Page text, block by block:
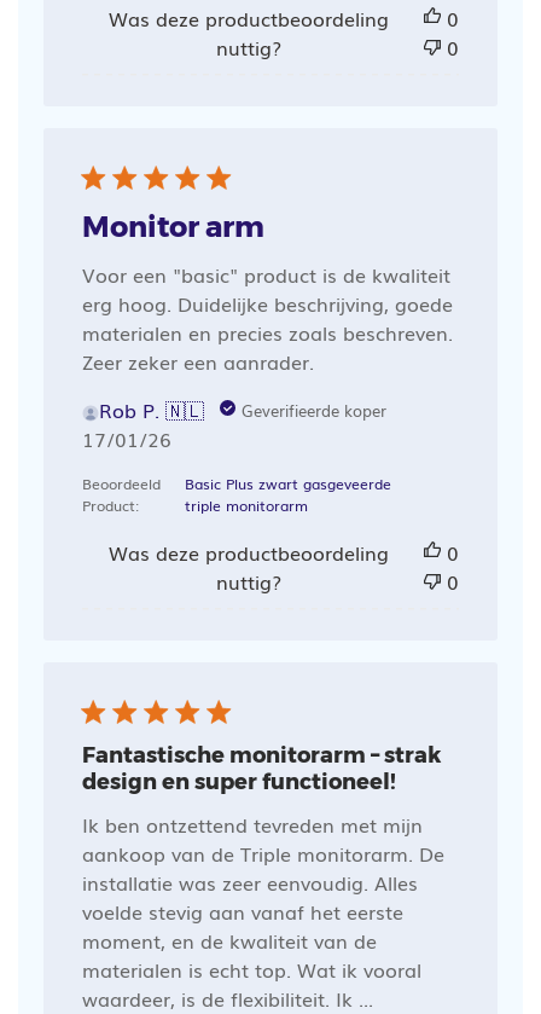
Was deze productbeoordeling
nuttig?
0
0
Monitor arm
Voor een "basic" product is de kwaliteit
erg hoog. Duidelijke beschrijving, goede
materialen en precies zoals beschreven.
Zeer zeker een aanrader.
Rob P. 🇳🇱
Geverifieerde koper
Publicatiedatum
17/01/26
Beoordeeld
Product:
Basic Plus zwart gasgeveerde
triple monitorarm
Was deze productbeoordeling
nuttig?
0
0
Fantastische monitorarm – strak
design en super functioneel!
Ik ben ontzettend tevreden met mijn
aankoop van de Triple monitorarm. De
installatie was zeer eenvoudig. Alles
voelde stevig aan vanaf het eerste
moment, en de kwaliteit van de
materialen is echt top. Wat ik vooral
waardeer, is de flexibiliteit. Ik ...